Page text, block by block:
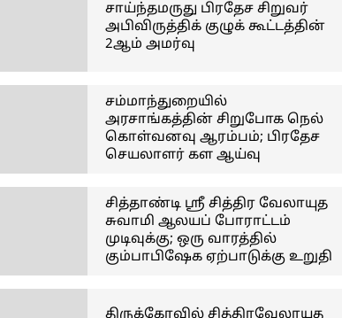
சாய்ந்தமருது பிரதேச சிறுவர்
அபிவிருத்திக் குழுக் கூட்டத்தின்
2ஆம் அமர்வு
சம்மாந்துறையில்
அரசாங்கத்தின் சிறுபோக நெல்
கொள்வனவு ஆரம்பம்; பிரதேச
செயலாளர் கள ஆய்வு
சித்தாண்டி ஸ்ரீ சித்திர வேலாயுத
சுவாமி ஆலயப் போராட்டம்
முடிவுக்கு; ஒரு வாரத்தில்
கும்பாபிஷேக ஏற்பாடுக்கு உறுதி